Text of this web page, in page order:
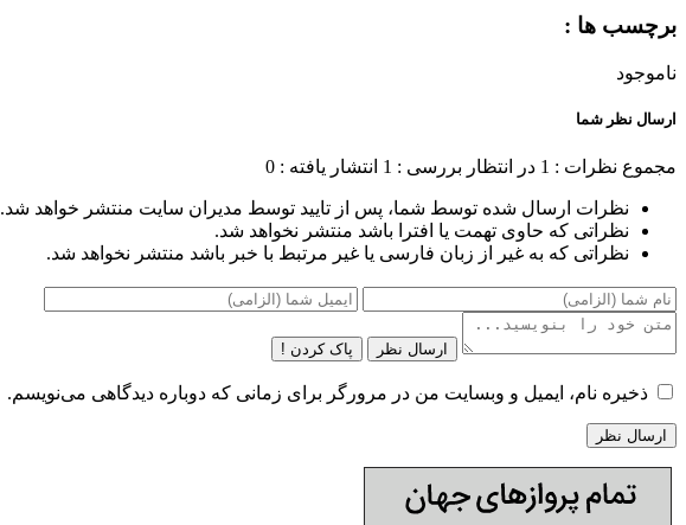
برچسب ها :
ناموجود
ارسال نظر شما
مجموع نظرات : 1 در انتظار بررسی : 1 انتشار یافته : 0
نظرات ارسال شده توسط شما، پس از تایید توسط مدیران سایت منتشر خواهد شد.
نظراتی که حاوی تهمت یا افترا باشد منتشر نخواهد شد.
نظراتی که به غیر از زبان فارسی یا غیر مرتبط با خبر باشد منتشر نخواهد شد.
ارسال نظر پاک کردن !
ذخیره نام، ایمیل و وبسایت من در مرورگر برای زمانی که دوباره دیدگاهی می‌نویسم.